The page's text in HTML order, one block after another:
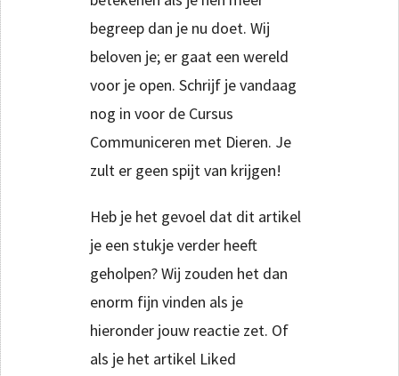
begreep dan je nu doet. Wij
beloven je; er gaat een wereld
voor je open. Schrijf je vandaag
nog in voor de Cursus
Communiceren met Dieren. Je
zult er geen spijt van krijgen!
Heb je het gevoel dat dit artikel
je een stukje verder heeft
geholpen? Wij zouden het dan
enorm fijn vinden als je
hieronder jouw reactie zet. Of
als je het artikel Liked